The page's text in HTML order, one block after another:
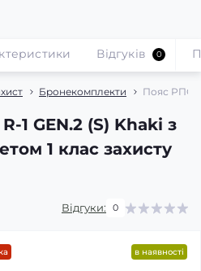
Бронекомплекти Пояс РПС
1 GEN.2 (S) Khaki з
1 клас захисту
Відгуки: 0
Відгуків 0
в наявності